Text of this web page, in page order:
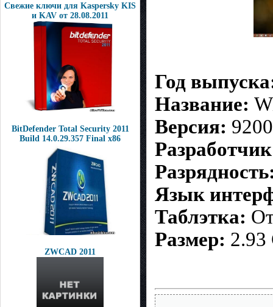
Свежие ключи для Kaspersky KIS
и KAV от 28.08.2011
BitDefender Total Security 2011
Build 14.0.29.357 Final x86
ZWCAD 2011
Год
Название:
Версия: 9200
Язык
Таблэтка:
Размер: 2.93